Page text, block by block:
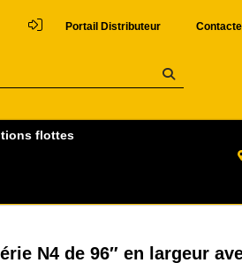
Portail Distributeur
flottes
N4 de 96″ en largeur